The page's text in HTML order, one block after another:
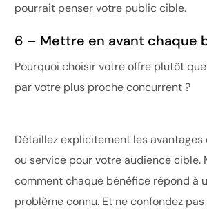
pourrait penser votre public cible.
6 – Mettre en avant chaque
Pourquoi choisir votre offre plutôt
par votre plus proche concurrent ?
Détaillez explicitement les
ou service pour votre audience cible.
comment chaque bénéfice répond à
problème connu. Et ne confondez